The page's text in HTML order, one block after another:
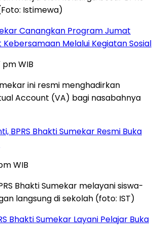
Canangkan Program Jumat
Kebersamaan Melalui Kegiatan Sosial
WIB
BPRS Bhakti Sumekar Resmi Buka
WIB
Bhakti Sumekar Layani Pelajar Buka